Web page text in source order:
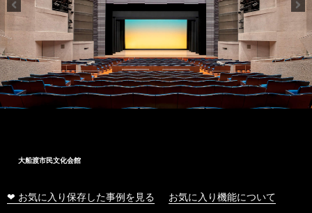
大船渡市民文化会館
❤ お気に入り保存した事例を見る お気に入り機能について